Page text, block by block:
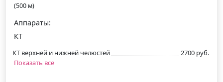
(500 м)
Аппараты:
КТ
КТ верхней и нижней челюстей
2700 руб.
Показать все